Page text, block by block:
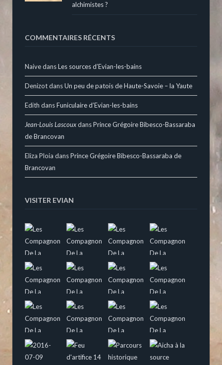
alchimistes ?
COMMENTAIRES RÉCENTS
NaivedansLes sources d’Evian-les-bains
DenizotdansUn peu de patois de Haute-Savoie – la Yaute
Edith dansFuniculaire d’Evian-les-bains
Jean-Louis LascouxdansPrince Grégoire Bibesco-Bassaraba
de Brancovan
Eliza Ploia dansPrince Grégoire Bibesco-Bassaraba de
Brancovan
VISITER EVIAN